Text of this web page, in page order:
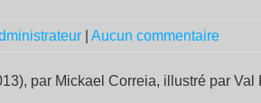
Aucun commentaire
par Mickael Correia, illustré par Val